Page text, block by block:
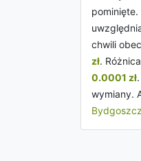
chwili
zł.
0.0001 zł
wymiany.
Bydgoszcz